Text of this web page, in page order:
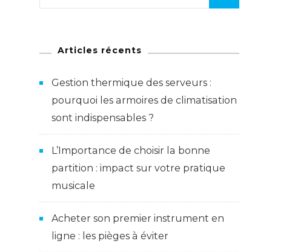
Articles récents
Gestion thermique des serveurs :
pourquoi les armoires de climatisation
sont indispensables ?
L’Importance de choisir la bonne
partition : impact sur votre pratique
musicale
Acheter son premier instrument en
ligne : les pièges à éviter